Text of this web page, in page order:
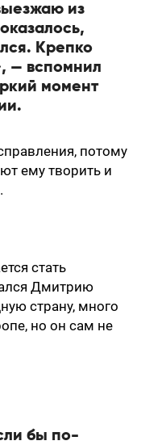
из
Крепко
— вспомнил
момент
потому
ему творить и
стать
Дмитрию
страну, много
но он сам не
бы по-